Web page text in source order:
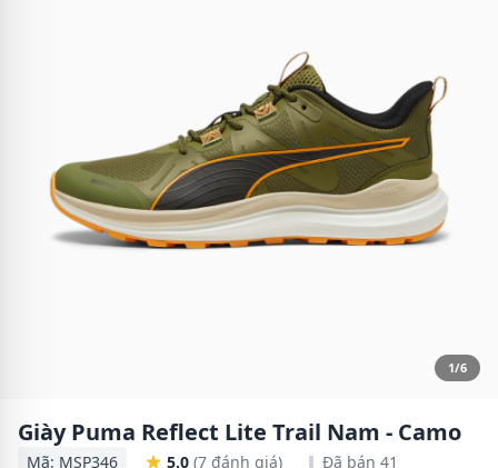
1/6
Giày Puma Reflect Lite Trail Nam - Camo
Mã: MSP346 5.0 (7 đánh giá) Đã bán 41